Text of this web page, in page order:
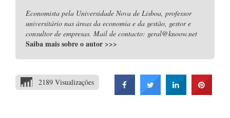
Economista pela Universidade Nova de Lisboa, professor
universitário nas áreas da economia e da gestão, gestor e
consultor de empresas. Mail de contacto: geral@knoow.net
Saiba mais sobre o autor >>>
2189 Visualizações